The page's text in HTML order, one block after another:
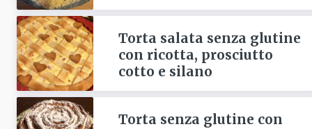
Torta salata senza glutine
con ricotta, prosciutto
cotto e silano
Torta senza glutine con